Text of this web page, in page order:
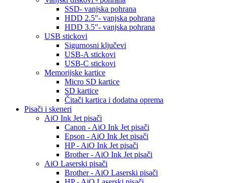
SSD- vanjska pohrana
HDD 2.5"- vanjska pohrana
HDD 3.5"- vanjska pohrana
USB stickovi
Sigurnosni ključevi
USB-A stickovi
USB-C stickovi
Memorijske kartice
Micro SD kartice
SD kartice
Čitači kartica i dodatna oprema
Pisači i skeneri
AiO Ink Jet pisači
Canon - AiO Ink Jet pisači
Epson - AiO Ink Jet pisači
HP - AiO Ink Jet pisači
Brother - AiO Ink Jet pisači
AiO Laserski pisači
Brother - AiO Laserski pisači